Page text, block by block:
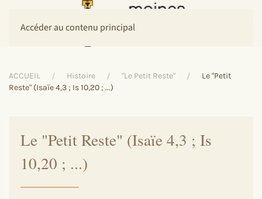
Accéder au contenu principal
ACCUEIL Histoire "Le Petit Reste"
Le "Petit
Reste" (Isaïe 4,3 ; Is 10,20 ; ...)
Le "Petit Reste" (Isaïe 4,3 ; Is
10,20 ; ...)